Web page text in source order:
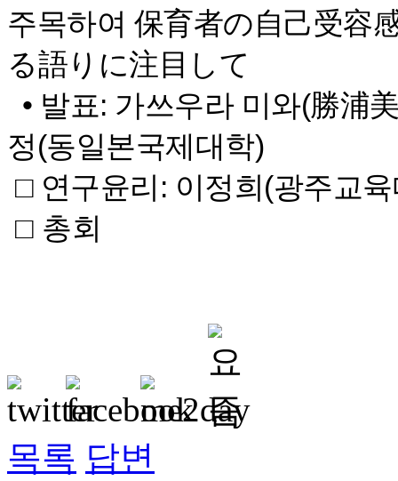
주목하여 保育者の自己受容
る語りに注目して
• 발표: 가쓰우라 미와(勝浦
정(동일본국제대학)
□ 연구윤리: 이정희(광주교
□ 총회
목록 답변